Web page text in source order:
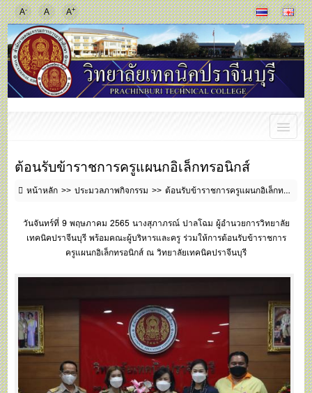
A- A A+
ต้อนรับข้าราชการครูแผนกอิเล็กทรอนิกส์
หน้าหลัก ประมวลภาพกิจกรรม ต้อนรับข้าราชการครูแผนกอิเล็กทรอนิกส์
วันจันทร์ที่ 9 พฤษภาคม 2565 นางสุภาภรณ์ ปาลโฉม ผู้อำนวยการวิทยาลัย
เทคนิคปราจีนบุรี พร้อมคณะผู้บริหารและครู ร่วมให้การต้อนรับข้าราชการ
ครูแผนกอิเล็กทรอนิกส์ ณ วิทยาลัยเทคนิคปราจีนบุรี